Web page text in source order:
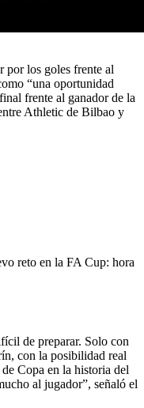
por los goles frente al
“una oportunidad
frente al ganador de la
Athletic de Bilbao y
reto en la FA Cup: hora
de preparar. Solo con
con la posibilidad real
Copa en la historia del
al jugador”, señaló el